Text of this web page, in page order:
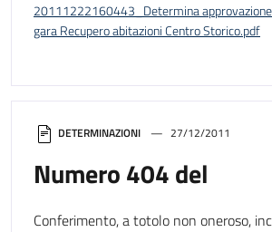
DETERMINAZIONI 27/12/2011
Numero 404 del
Conferimento, a totolo non oneroso,
20111222160443_Determina
gara Recupero abitazioni Centro Storico.pdf